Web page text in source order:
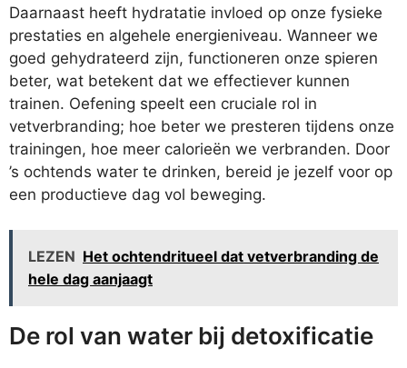
Daarnaast heeft hydratatie invloed op onze fysieke
prestaties en algehele energieniveau. Wanneer we
goed gehydrateerd zijn, functioneren onze spieren
beter, wat betekent dat we effectiever kunnen
trainen. Oefening speelt een cruciale rol in
vetverbranding; hoe beter we presteren tijdens onze
trainingen, hoe meer calorieën we verbranden. Door
’s ochtends water te drinken, bereid je jezelf voor op
een productieve dag vol beweging.
LEZEN Het ochtendritueel dat vetverbranding de
hele dag aanjaagt
De rol van water bij detoxificatie